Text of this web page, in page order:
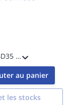
Module pour façade BD35 et BD40 et BDXX pour indicateur numérique de tableau programmable - alimentation 18..60Vcc/ac rev.3
au panier
les stocks